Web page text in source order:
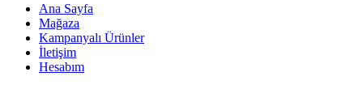
Ana Sayfa
Mağaza
Kampanyalı Ürünler
İletişim
Hesabım